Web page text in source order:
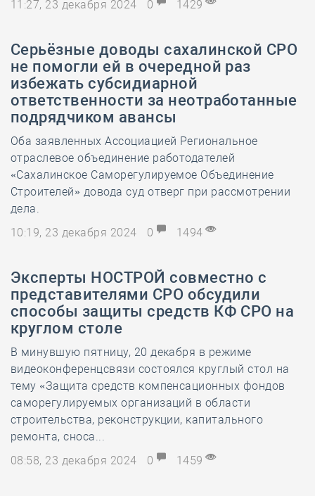
11:27, 23 декабря 2024
0 1429
Серьёзные доводы сахалинской СРО
не помогли ей в очередной раз
избежать субсидиарной
ответственности за неотработанные
подрядчиком авансы
Оба заявленных Ассоциацией Региональное
отраслевое объединение работодателей
«Сахалинское Саморегулируемое Объединение
Строителей» довода суд отверг при рассмотрении
дела.
10:19, 23 декабря 2024
0 1494
Эксперты НОСТРОЙ совместно с
представителями СРО обсудили
способы защиты средств КФ СРО на
круглом столе
В минувшую пятницу, 20 декабря в режиме
видеоконференцсвязи состоялся круглый стол на
тему «Защита средств компенсационных фондов
саморегулируемых организаций в области
строительства, реконструкции, капитального
ремонта, сноса...
08:58, 23 декабря 2024
0 1459